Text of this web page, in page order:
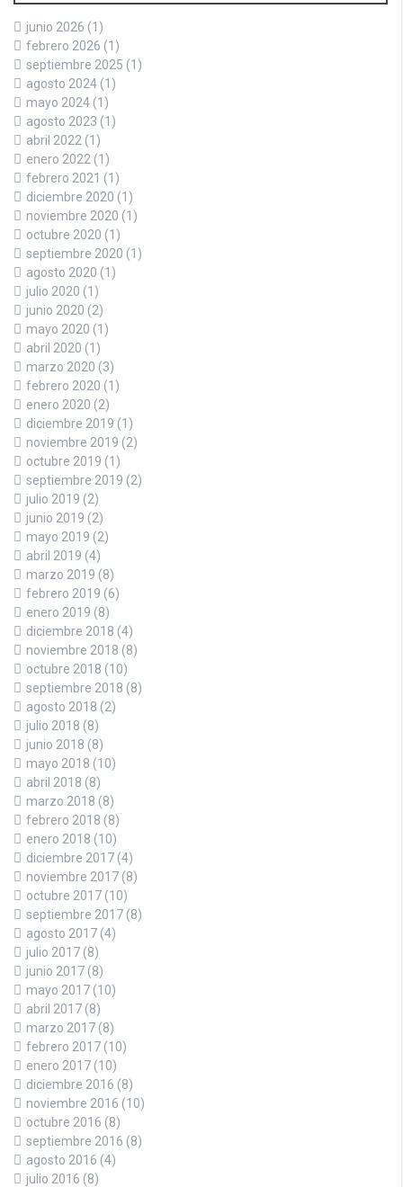
junio 2026 (1)
febrero 2026 (1)
septiembre 2025 (1)
agosto 2024 (1)
mayo 2024 (1)
agosto 2023 (1)
abril 2022 (1)
enero 2022 (1)
febrero 2021 (1)
diciembre 2020 (1)
noviembre 2020 (1)
octubre 2020 (1)
septiembre 2020 (1)
agosto 2020 (1)
julio 2020 (1)
junio 2020 (2)
mayo 2020 (1)
abril 2020 (1)
marzo 2020 (3)
febrero 2020 (1)
enero 2020 (2)
diciembre 2019 (1)
noviembre 2019 (2)
octubre 2019 (1)
septiembre 2019 (2)
julio 2019 (2)
junio 2019 (2)
mayo 2019 (2)
abril 2019 (4)
marzo 2019 (8)
febrero 2019 (6)
enero 2019 (8)
diciembre 2018 (4)
noviembre 2018 (8)
octubre 2018 (10)
septiembre 2018 (8)
agosto 2018 (2)
julio 2018 (8)
junio 2018 (8)
mayo 2018 (10)
abril 2018 (8)
marzo 2018 (8)
febrero 2018 (8)
enero 2018 (10)
diciembre 2017 (4)
noviembre 2017 (8)
octubre 2017 (10)
septiembre 2017 (8)
agosto 2017 (4)
julio 2017 (8)
junio 2017 (8)
mayo 2017 (10)
abril 2017 (8)
marzo 2017 (8)
febrero 2017 (10)
enero 2017 (10)
diciembre 2016 (8)
noviembre 2016 (10)
octubre 2016 (8)
septiembre 2016 (8)
agosto 2016 (4)
julio 2016 (8)